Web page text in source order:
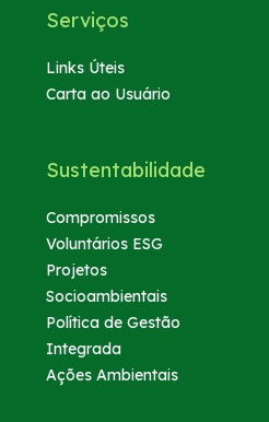
Serviços
Links Úteis
Carta ao Usuário
Sustentabilidade
Compromissos
Voluntários ESG
Projetos
Socioambientais
Política de Gestão
Integrada
Ações Ambientais